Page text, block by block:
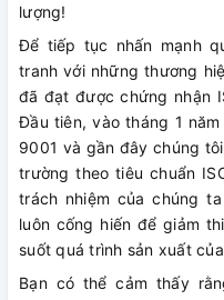
lượng!
Để tiếp tục nhấn mạnh
tranh với những thương
đã đạt được chứng nhận
Đầu tiên, vào tháng 1
9001 và gần đây chúng
trường theo tiêu chuẩn
trách nhiệm của chúng
luôn cống hiến để giảm
suốt quá trình sản xuất
Bạn có thể cảm thấy